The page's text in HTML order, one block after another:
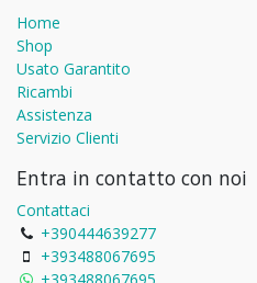
Home
Shop
Usato Garantito
Ricambi
Assistenza
Servizio Clienti
Entra in contatto con noi
Contattaci
+390444639277
+393488067695